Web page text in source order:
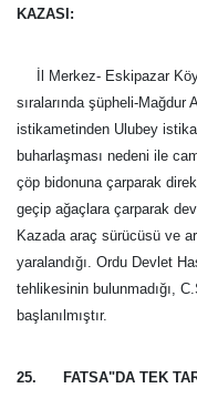
KAZASI:
İl Merkez- Eskipazar
sıralarında şüpheli-Mağdur
istikametinden Ulubey
buharlaşması nedeni ile
çöp bidonuna çarparak
geçip ağaçlara çarparak
Kazada araç sürücüsü ve
yaralandığı. Ordu Devlet
tehlikesinin bulunmadığı,
başlanılmıştır.
25. FATSA"DA TEK